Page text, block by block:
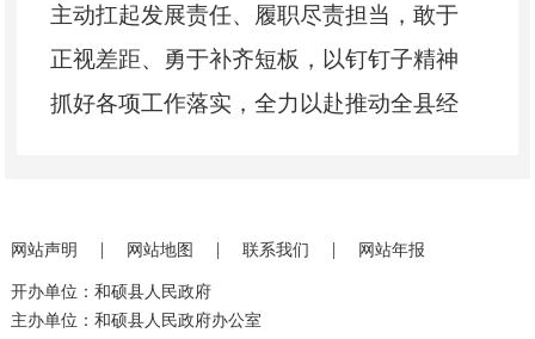
主动扛起发展责任、履职尽责担当，敢于
正视差距、勇于补齐短板，以钉钉子精神
抓好各项工作落实，全力以赴推动全县经
质量发展的实际成效。
会议强调，要持续加强生态文明建
设，坚持“科学规划、统一管理、严格保
网站声明 网站地图 联系我们 网站年报
开办单位：和硕县人民政府
主办单位：和硕县人民政府办公室